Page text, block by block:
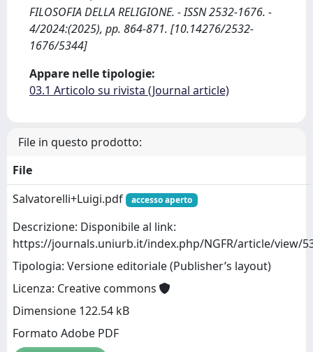
FILOSOFIA DELLA RELIGIONE. - ISSN 2532-1676. -
4/2024:(2025), pp. 864-871. [10.14276/2532-
1676/5344]
Appare nelle tipologie:
03.1 Articolo su rivista (Journal article)
File in questo prodotto:
File
Salvatorelli+Luigi.pdf
accesso aperto
Descrizione: Disponibile al link:
https://journals.uniurb.it/index.php/NGFR/article/view/
Tipologia: Versione editoriale (Publisher’s layout)
Licenza: Creative commons
Dimensione 122.54 kB
Formato Adobe PDF